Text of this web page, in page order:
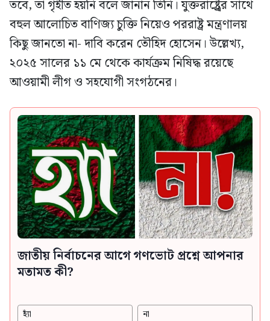
তবে, তা গৃহীত হয়নি বলে জানান তিনি। যুক্তরাষ্ট্র্রের সাথে
বহুল আলোচিত বাণিজ্য চুক্তি নিয়েও পররাষ্ট্র মন্ত্রণালয়
কিছু জানতো না- দাবি করেন তৌহিদ হোসেন। উল্লেখ্য,
২০২৫ সালের ১১ মে থেকে কার্যক্রম নিষিদ্ধ রয়েছে
আওয়ামী লীগ ও সহযোগী সংগঠনের।
জাতীয় নির্বাচনের আগে গণভোট প্রশ্নে আপনার
মতামত কী?
হ্যাঁ না